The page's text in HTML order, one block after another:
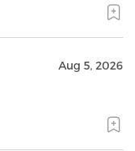
Aug 5, 2026